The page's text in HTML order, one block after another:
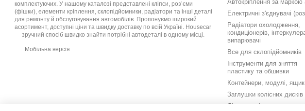
комплектуючих. У нашому каталозі представлені кліпси, роз’єми
(фішки), елементи кріплення, склопідйомники, радіатори та інші деталі
для ремонту й обслуговування автомобілів. Пропонуємо широкий
асортимент, доступні ціни та швидку доставку по всій Україні. Housecar
— зручний спосіб швидко знайти потрібні автодеталі в одному місці.
Мобільна версія
Автокріплення за маркою
Електричні з'єднувачі
Радіатори охолодження,
кондиціонерів,
випарювачі
Все для склопідйомників
Інструменти для зняття
пластику та обшивки
Контейнери, модулі,
Заглушки колісних дисків
Літери, цифри, значки,